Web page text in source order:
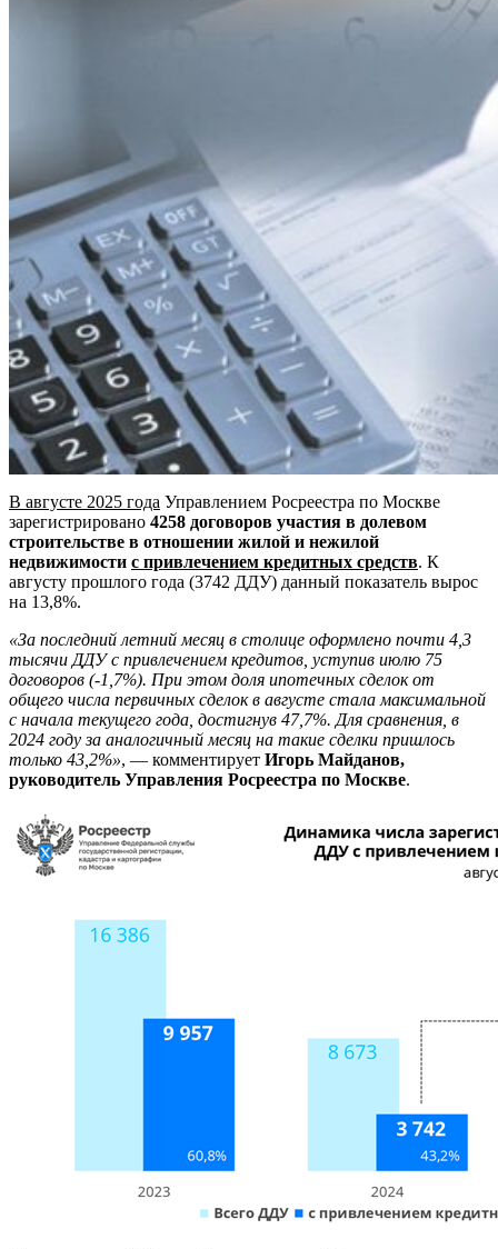
В августе 2025 года Управлением Росреестра по Москве
зарегистрировано 4258 договоров участия в долевом
строительстве в отношении жилой и нежилой
недвижимости с привлечением кредитных средств. К
августу прошлого года (3742 ДДУ) данный показатель вырос
на 13,8%.
«За последний летний месяц в столице оформлено почти 4,3
тысячи ДДУ с привлечением кредитов, уступив июлю 75
договоров (-1,7%). При этом доля ипотечных сделок от
общего числа первичных сделок в августе стала максимальной
с начала текущего года, достигнув 47,7%. Для сравнения, в
2024 году за аналогичный месяц на такие сделки пришлось
только 43,2%», — комментирует Игорь Майданов,
руководитель Управления Росреестра по Москве.